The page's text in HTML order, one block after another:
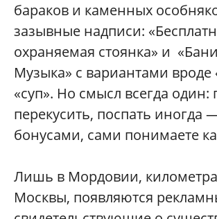
бараков и каменных
зазывные надписи:
охраняемая стоянка» и
Музыка» с вариантами вроде
«суп». Но смысл всегда один:
перекусить, поспать иногда
бонусами, сами понимаете
Лишь в Мордовии,
Москвы, появляются